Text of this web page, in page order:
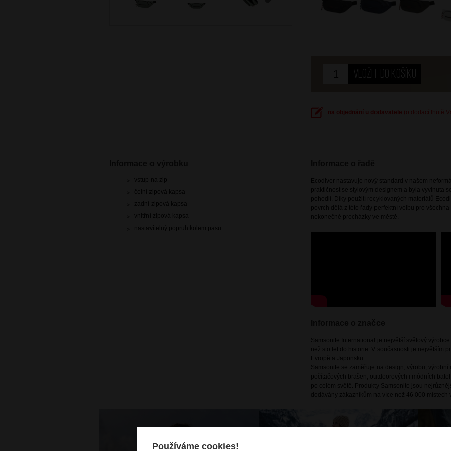
na objednání u dodavatele (o dodací lhůtě
Ecodiver nastavuje nový standard v našem
praktičnost se stylovým designem a byla vyvinuta
pohodlí. Díky použití recyklovaných materiálů
povrch dělá z této řady perfektní volbu pro
nekonečné procházky ve městě.
Samsonite International je největší světový
než sto let do historie. V současnosti je největším
Evropě a Japonsku.
Samsonite se zaměřuje na design, výrobu,
počítačových brašen, outdoorových i módních
po celém světě. Produkty Samsonite jsou
dodávány zákazníkům na více než 46 000
vstup na zip
čelní zipová kapsa
zadní zipová kapsa
vnitřní zipová kapsa
nastavitelný popruh kolem pasu
Používáme cookies!